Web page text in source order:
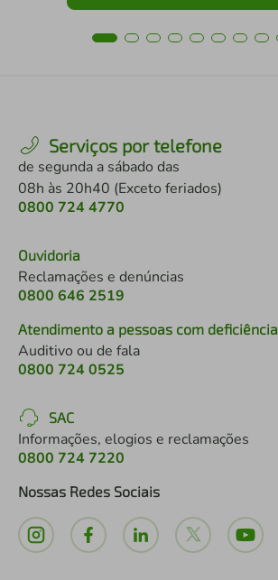
Serviços por telefone
de segunda a sábado das
08h às 20h40 (Exceto feriados)
0800 724 4770
Ouvidoria
Reclamações e denúncias
0800 646 2519
Atendimento a pessoas com deficiência
Auditivo ou de fala
0800 724 0525
SAC
Informações, elogios e reclamações
0800 724 7220
Nossas Redes Sociais